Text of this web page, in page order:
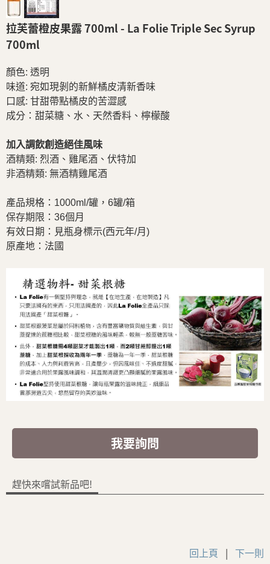
拉芙蕾橙皮果露 700ml - La Folie Triple Sec Syrup
700ml
顏色: 透明
味道: 宛如現剝的新鮮橘皮清新香味
口感: 甘甜帶點橘皮的苦澀感
成分：甜菜糖、水、天然香料、檸檬酸
加入調飲創造絕佳風味
酒精類: 烈酒、雞尾酒、伏特加
非酒精類: 無酒精雞尾酒
產品規格：1000ml/罐，6罐/箱
保存期限 ：36個月
有效日期：見瓶身標示(西元年/月)
原產地：法國
我要詢問
趕快來嚐試新品吧!
回上頁 | 下一則